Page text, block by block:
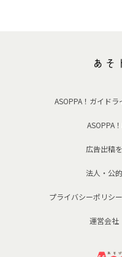
ASOPPA！ガイドラ
ASOPPA
広告出稿
法人・公
プライバシーポリシー
運営会社